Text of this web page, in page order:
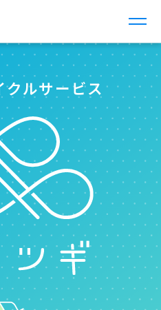
ビス
特徴
績
ご質問
合わせ
ルサービス